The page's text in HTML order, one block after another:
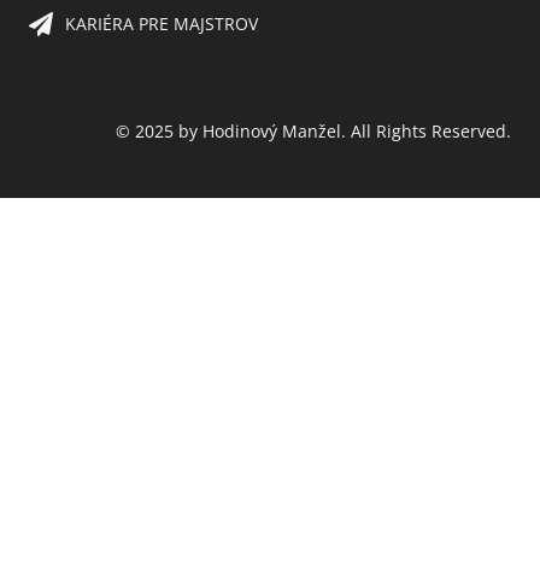
KARIÉRA PRE MAJSTROV​
© 2025 by Hodinový Manžel. All Rights Reserved.